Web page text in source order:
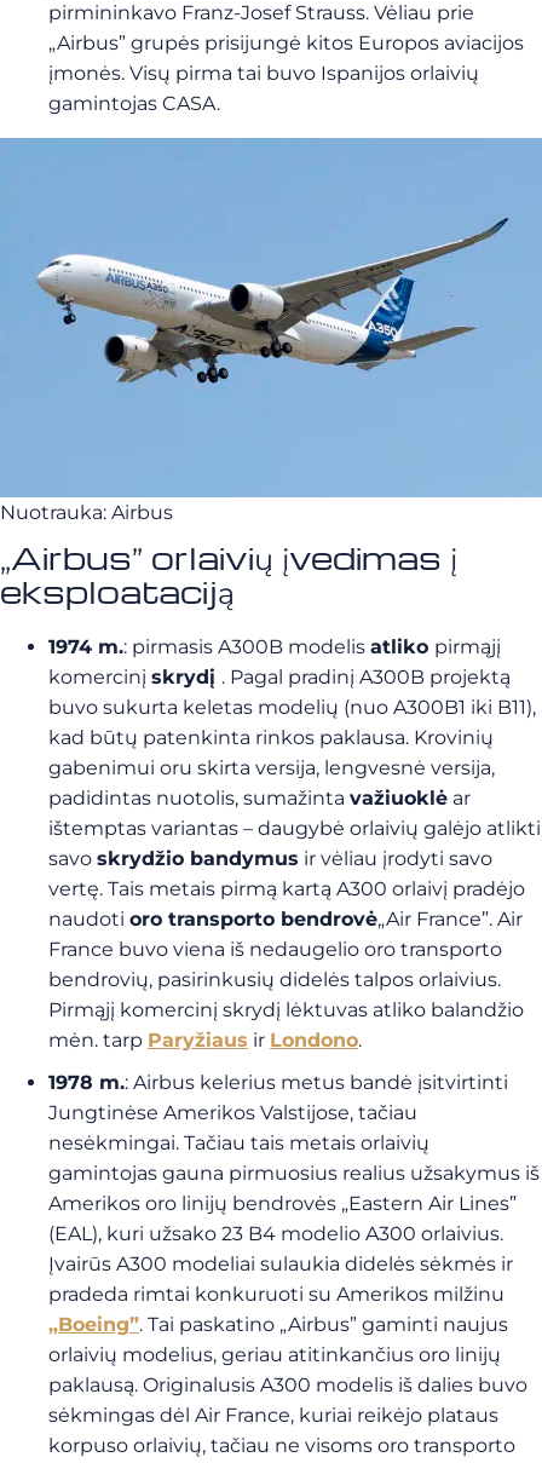
pirmininkavo Franz-Josef Strauss. Vėliau prie
„Airbus” grupės prisijungė kitos Europos aviacijos
įmonės. Visų pirma tai buvo Ispanijos orlaivių
gamintojas CASA.
Nuotrauka: Airbus
„Airbus” orlaivių įvedimas į
eksploataciją
1974 m.: pirmasis A300B modelis atliko pirmąjį
komercinį skrydį . Pagal pradinį A300B projektą
buvo sukurta keletas modelių (nuo A300B1 iki B11),
kad būtų patenkinta rinkos paklausa. Krovinių
gabenimui oru skirta versija, lengvesnė versija,
padidintas nuotolis, sumažinta važiuoklė ar
ištemptas variantas – daugybė orlaivių galėjo atlikti
savo skrydžio bandymus ir vėliau įrodyti savo
vertę. Tais metais pirmą kartą A300 orlaivį pradėjo
naudoti oro transporto bendrovė„Air France”. Air
France buvo viena iš nedaugelio oro transporto
bendrovių, pasirinkusių didelės talpos orlaivius.
Pirmąjį komercinį skrydį lėktuvas atliko balandžio
mėn. tarp Paryžiaus ir Londono.
1978 m.: Airbus kelerius metus bandė įsitvirtinti
Jungtinėse Amerikos Valstijose, tačiau
nesėkmingai. Tačiau tais metais orlaivių
gamintojas gauna pirmuosius realius užsakymus iš
Amerikos oro linijų bendrovės „Eastern Air Lines”
(EAL), kuri užsako 23 B4 modelio A300 orlaivius.
Įvairūs A300 modeliai sulaukia didelės sėkmės ir
pradeda rimtai konkuruoti su Amerikos milžinu
„Boeing”. Tai paskatino „Airbus” gaminti naujus
orlaivių modelius, geriau atitinkančius oro linijų
paklausą. Originalusis A300 modelis iš dalies buvo
sėkmingas dėl Air France, kuriai reikėjo plataus
korpuso orlaivių, tačiau ne visoms oro transporto